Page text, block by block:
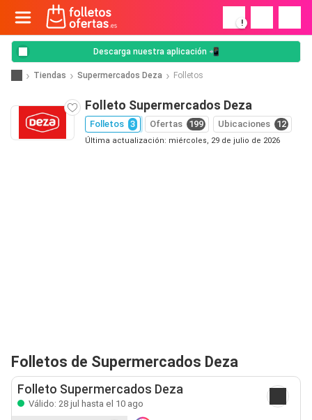
!
Descarga nuestra aplicación 📲
Tiendas Supermercados Deza Folletos
Folleto Supermercados Deza
Folletos 3 Ofertas 199 Ubicaciones 12
Última actualización: miércoles, 29 de julio de 2026
Folletos de Supermercados Deza
Folleto Supermercados Deza
Válido: 28 jul hasta el 10 ago